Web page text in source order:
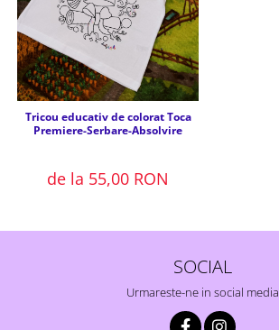
Tricou educativ de colorat Toca
Premiere-Serbare-Absolvire
de la 55,00 RON
SOCIAL
Urmareste-ne in social media